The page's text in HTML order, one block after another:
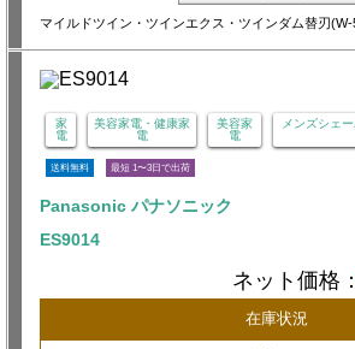
マイルドツイン・ツインエクス・ツインダム替刃
家
電
美容家電・健康家
電
美容家
電
メンズシェ
送料無料 最短 1〜3日で出荷
Panasonic パナソニック
ES9014
ネット価格：
在庫状況